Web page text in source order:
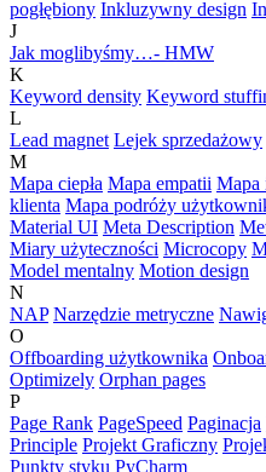
pogłębiony Inkluzywny design
J
Jak moglibyśmy…- HMW
K
Keyword density Keyword
L
Lead magnet Lejek sprzedażowy
M
Mapa ciepła Mapa empatii Mapa
klienta Mapa podróży
Material UI Meta Description
Miary użyteczności Microcopy
Model mentalny Motion design
N
NAP Narzędzie metryczne
O
Offboarding użytkownika
Optimizely Orphan pages
P
Page Rank PageSpeed Paginacja
Principle Projekt Graficzny
Punkty styku PyCharm